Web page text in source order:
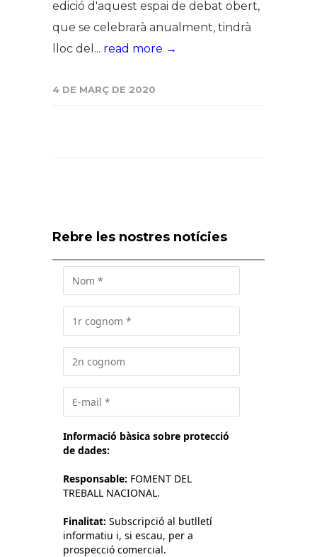
edició d'aquest espai de debat obert,
que se celebrarà anualment, tindrà
lloc del... read more →
4 DE MARÇ DE 2020
Rebre les nostres notícies
Informació bàsica sobre protecció
de dades:
Responsable: FOMENT DEL
TREBALL NACIONAL.
Finalitat: Subscripció al butlletí
informatiu i, si escau, per a
prospecció comercial.